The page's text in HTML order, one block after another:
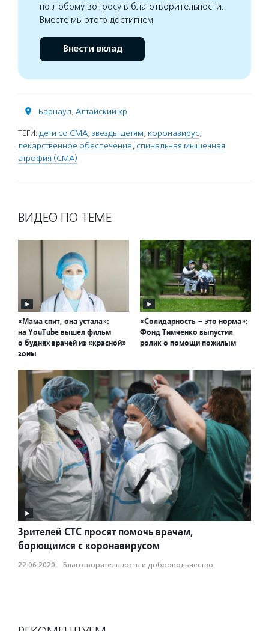
по любому вопросу в благотворительности.
Вместе мы этого достигнем
Внести вклад
Барнаул, Алтайский кр.
ТЕГИ: дети со СМА, звезды детям, коронавирус,
лекарственное обеспечение, спинальная мышечная
атрофия (СМА)
ВИДЕО ПО ТЕМЕ
«Мама спит, она устала»:
на YouTube вышел фильм
о буднях врачей из «красной»
зоны
«Солидарность – это норма»:
Фонд Тимченко выпустил
ролик о помощи пожилым
Зрителей СТС просят помочь врачам,
борющимся с коронавирусом
22.06.2020 · Благотвори­тель­ность и доброволь­чест­во